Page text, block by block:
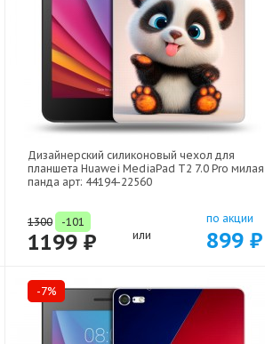
Дизайнерский силиконовый чехол для
планшета Huawei MediaPad T2 7.0 Pro милая
панда арт: 44194-22560
1300 -101
1199 ₽ или
по акции
899 ₽
-7%